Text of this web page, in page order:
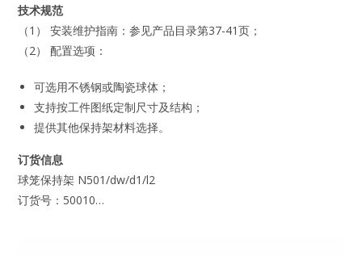
技术规范
（1） 安装维护指南：参见产品目录第37-41页；
（2） 配置选项：
可选用不锈钢或陶瓷球体；
支持按工件图纸定制尺寸及结构；
提供其他保持架材料选择。
订货信息
球笼保持架 N501/dw/d1/l2
订货号：50010…